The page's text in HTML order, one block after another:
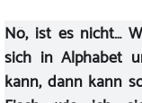
Nö, ist es nicht…
sich in Alphabet
kann, dann kann